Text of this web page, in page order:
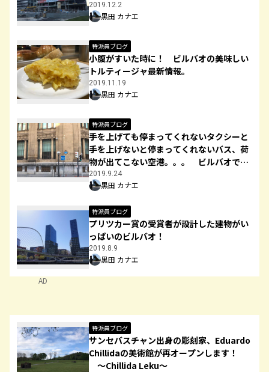
2019.12.2
黒田 カナエ
特派員ブログ
小腹がすいた時に！ ビルバオの美味しい
トルティージャ最新情報。
2019.11.19
黒田 カナエ
特派員ブログ
手を上げても停まってくれないタクシーと
手を上げないと停まってくれないバス、荷
物が出てこない空港。。。 ビルバオでの
注意事項あれこれ
2019.9.24
黒田 カナエ
特派員ブログ
プリツカー賞の受賞者が設計した建物がい
っぱいのビルバオ！
2019.8.9
黒田 カナエ
AD
特派員ブログ
サンセバスチャン出身の彫刻家、Eduardo
Chillidaの美術館が再オープンします！
～Chillida Leku～